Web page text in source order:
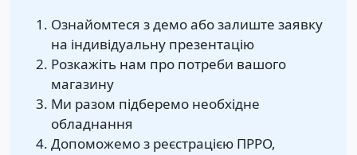
Ознайомтеся з демо або залиште заявку
на індивідуальну презентацію
Розкажіть нам про потреби вашого
магазину
Ми разом підберемо необхідне
обладнання
Допоможемо з реєстрацією ПРРО,